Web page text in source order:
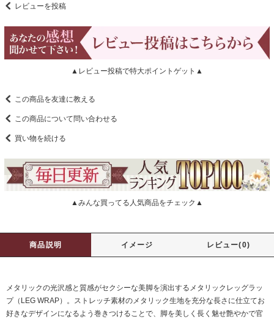
レビューを投稿
▲レビュー投稿で特大ポイントゲット▲
この商品を友達に教える
この商品について問い合わせる
買い物を続ける
▲みんな買ってる人気商品をチェック▲
商品説明 イメージ レビュー(0)
メタリックの光沢感と質感がセクシーな美脚を演出するメタリックレッグラッ
プ（LEG WRAP）。ストレッチ素材のメタリック生地を充分な長さに仕立てお
好きなデザインになるよう巻きつけることで、脚を美しく長く魅せ艶やかで官